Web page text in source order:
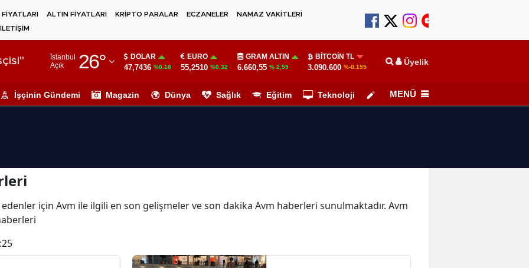
ALTIN FİYATLARI KRİPTO PARALAR ECZANELER
NAMAZ VAKİTLERİ
İLETİŞİM
İstanbul
Açık
26°
Adıyaman
Ağrı
Artvin
Balıkesir
DOLAR
47,7436 %0.18
EURO
55,2510 %0.32
GRAM ALTIN
6.660,55 % 2,59
BITCOIN TL
3.090.600 %-0.155 Üyelik
İşçinin Gündemi Magazin Dünya Sağlık Eğitim Teknoloji Köşe Yazarları
MENÜ
için Avm ile ilgili en son gelişmeler ve son dakika Avm haberleri sunulmaktadır. Avm